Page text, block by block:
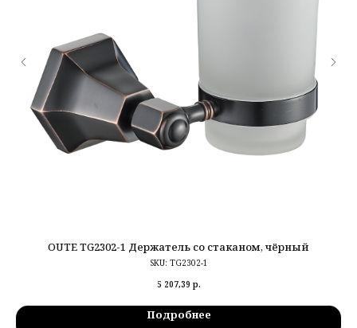
OUTE TG2302-1 Держатель со стаканом, чёрный
SKU: TG2302-1
5 207,39 р.
Подробнее